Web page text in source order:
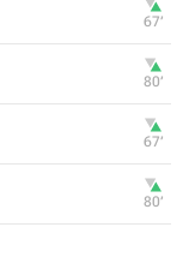
67‎’‎
80‎’‎
67‎’‎
80‎’‎